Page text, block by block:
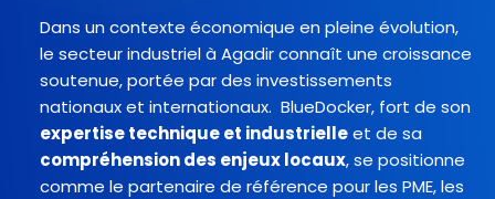
Dans un contexte économique en pleine évolution,
le secteur industriel à Agadir connaît une croissance
soutenue, portée par des investissements
nationaux et internationaux. BlueDocker, fort de son
expertise technique et industrielleet de sa
compréhension des enjeux locaux, se positionne
comme le partenaire de référence pour les PME, les